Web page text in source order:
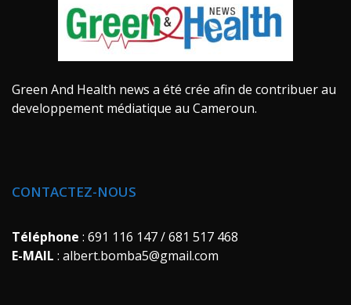
Green And Health news a été crée afin de contribuer au
developpement médiatique au Cameroun.
CONTACTEZ-NOUS
Téléphone : 691 116 147 / 681 517 468
E-MAIL : albert.bomba5@gmail.com